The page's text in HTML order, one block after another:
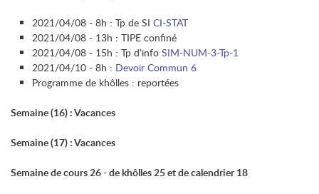
2021/04/08 - 8h : Tp de SI CI-STAT
2021/04/08 - 13h : TIPE confiné
2021/04/08 - 15h : Tp d’info SIM-NUM-3-Tp-1
2021/04/10 - 8h : Devoir Commun 6
Programme de khôlles : reportées
Semaine (16) : Vacances
Semaine (17) : Vacances
Semaine de cours 26 - de khôlles 25 et de calendrier 18